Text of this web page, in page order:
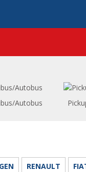
Autobus
RENAULT